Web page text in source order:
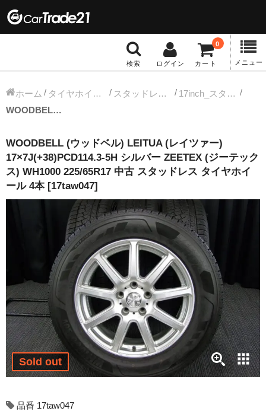
検索 ログイン カート
0
メニュー
冬タイヤホイール
13インチ：冬タイヤホイール
14インチ：冬タイヤホイール
15インチ：冬タイヤホイール
16インチ：冬タイヤホイール
17インチ：冬タイヤホイール
18インチ：冬タイヤホイール
19インチ：冬タイヤホイール
20インチ：冬タイヤホイール
ホーム タイヤホイールセット スタッドレス中古タイヤホイール
17inch_スタッドレス中古タイヤホイール
WOODBELL (ウッドベル) LEITUA (レイツァー) 17×7J(+38)PCD114.3-5H シルバー ZEETEX (ジーテックス) WH1000 225/65R17 中古 スタッドレス タイヤホイール 4本 [17taw047]
WOODBELL (ウッドベル) LEITUA (レイツァー)
17×7J(+38)PCD114.3-5H シルバー ZEETEX (ジーテック
ス) WH1000 225/65R17 中古 スタッドレス タイヤホイ
ール 4本 [17taw047]
Sold out
品番 17taw047